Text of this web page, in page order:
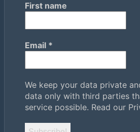
First name
Email *
We keep your data private
data only with third parties
service possible. Read our